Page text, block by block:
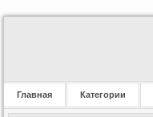
Главная Категории